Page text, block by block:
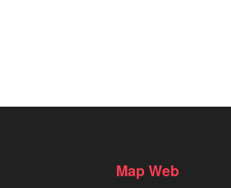
Map Web